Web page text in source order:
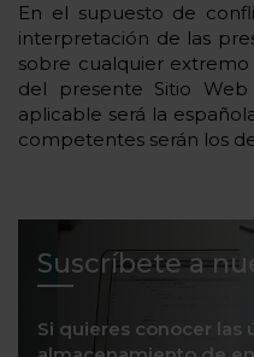
En el supuesto de
interpretación de las
sobre cualquier
del presente Sitio
aplicable será la
competentes serán los
Suscríbete a
Si quieres conocer las